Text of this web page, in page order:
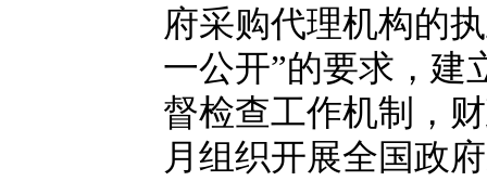
府采购代理机构的
一公开”的要求，建
督检查工作机制，
月组织开展全国政